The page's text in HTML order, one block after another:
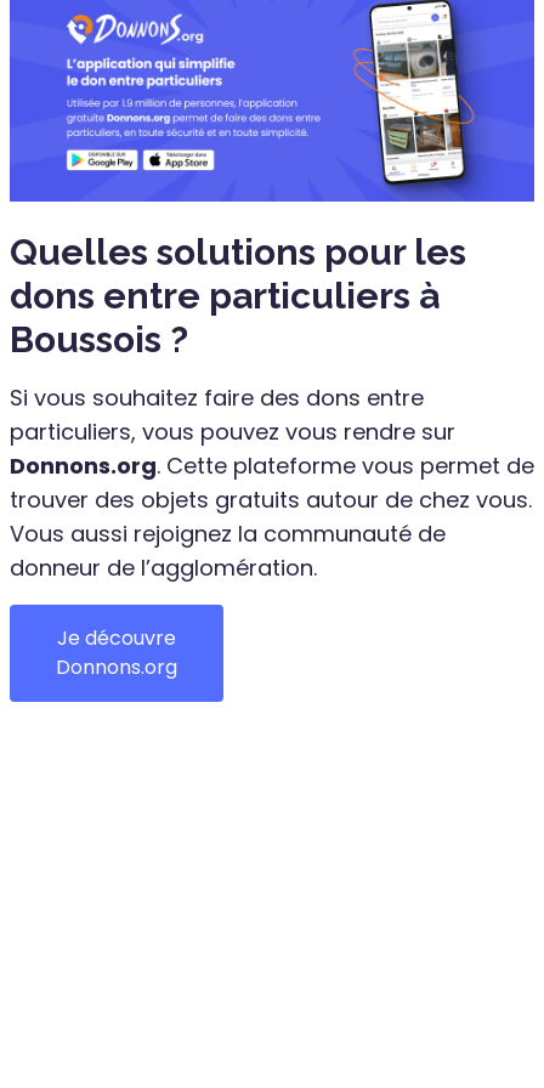
Quelles solutions pour les
dons entre particuliers à
Boussois ?
Si vous souhaitez faire des dons entre
particuliers, vous pouvez vous rendre sur
Donnons.org. Cette plateforme vous permet de
trouver des objets gratuits autour de chez vous.
Vous aussi rejoignez la communauté de
donneur de l’agglomération.
Je découvre
Donnons.org